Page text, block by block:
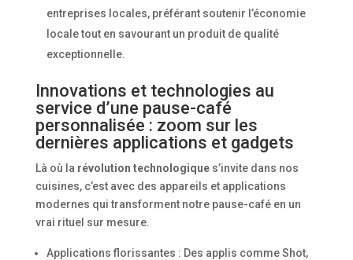
entreprises locales, préférant soutenir l’économie
locale tout en savourant un produit de qualité
exceptionnelle.
Innovations et technologies au
service d’une pause-café
personnalisée : zoom sur les
dernières applications et gadgets
Là où la révolution technologiques’invite dans nos
cuisines, c’est avec des appareils et applications
modernes qui transforment notre pause-café en un
vrai rituel sur mesure.
Applications florissantes : Des applis comme Shot,